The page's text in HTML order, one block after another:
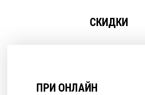
СКИДКИ
ПРИ ОНЛАЙН